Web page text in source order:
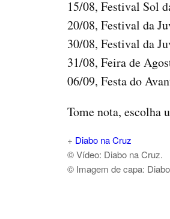
15/08, Festival Sol
20/08, Festival da
30/08, Festival da
31/08, Feira de
06/09, Festa do
Tome nota, escolha
+ Diabo na Cruz
© Vídeo: Diabo na Cruz.
© Imagem de capa: